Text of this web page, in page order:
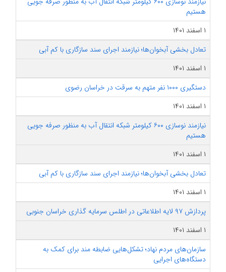
هستیم
۱ اسفند ۱۴۰۱
تعادل بخشی آبخوان‌ها؛ نیازمند اجرای سند سازگاری با کم آبی
۱ اسفند ۱۴۰۱
دستگیری ۱۰۰۰ نفر متهم به سرقت در خراسان رضوی
۱ اسفند ۱۴۰۱
نیازمند نوسازی ۶۰۰ کیلومتر شبکه انتقال آب به منظور صرفه جویی
هستیم
۱ اسفند ۱۴۰۱
تعادل بخشی آبخوان‌ها؛ نیازمند اجرای سند سازگاری با کم آبی
۱ اسفند ۱۴۰۱
پردازش ۹۷ لایه اطلاعاتی در اطلس سرمایه گذاری خراسان جنوبی
۱ اسفند ۱۴۰۱
سازمان‌های مردم نهاد؛ تشکل‌هایی ضابطه مند برای کمک به
دستگاه‌های اجرایی